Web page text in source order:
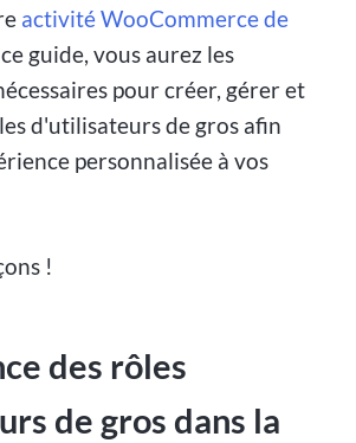
activité WooCommerce de
guide, vous aurez les
pour créer, gérer et
d'utilisateurs de gros afin
personnalisée à vos
!
des rôles
de gros dans la